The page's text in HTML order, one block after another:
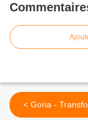
< Goria -